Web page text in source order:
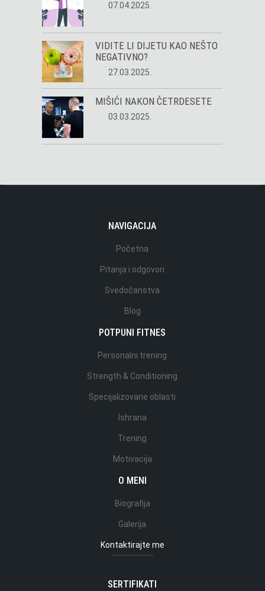
07.04.2025.
VIDITE LI DIJETU KAO NEŠTO
NEGATIVNO?
27.03.2025.
MIŠIĆI NAKON ČETRDESETE
03.03.2025.
NAVIGACIJA
Početna
Pitanja i odgovori
Svedočanstva
Blog
POTPUNI FITNES
Personalni trening
Strength & Conditioning
Specijalizovane oblasti
Ishrana
Trening
Motivacija
O MENI
Biografija
Galerija
Kontaktirajte me
SERTIFIKATI